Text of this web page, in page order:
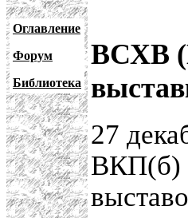
Оглавление
Форум
Библиотека
ВСХВ
27
ВКП(б)